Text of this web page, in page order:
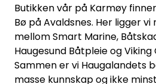
Butikken vår på Karmøy
Bø på Avaldsnes. Her ligger
mellom Smart Marine,
Haugesund Båtpleie og Viking
Sammen er vi Haugalandets
masse kunnskap og ikke